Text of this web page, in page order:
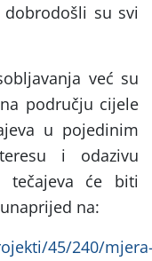
su svi
već su
području cijele
u pojedinim
i odazivu
tečajeva će biti
na:
45/240/